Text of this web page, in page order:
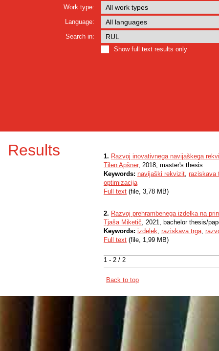
Work type:
Language:
Search in:
Show full text results only
Results
1 - 2 / 2
1. Razvoj inovativnega navijaškega
Tilen Apšner, 2018, master's thesis
Keywords: navijaški rekvizit, raziskava
optimizacija
Full text (file, 3,78 MB)
2. Razvoj prehrambenega izdelka na
Tjaša Miketič, 2021, bachelor thesis/
Keywords: izdelek, raziskava trga,
Full text (file, 1,99 MB)
Back to top